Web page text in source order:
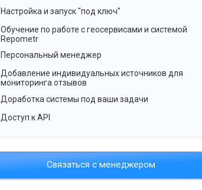
Настройка и запуск "под ключ"
Обучение по работе с геосервисами и системой
Repometr
Персональный менеджер
Добавление индивидуальных источников для
мониторинга отзывов
Доработка системы под ваши задачи
Доступ к API
Связаться с менеджером